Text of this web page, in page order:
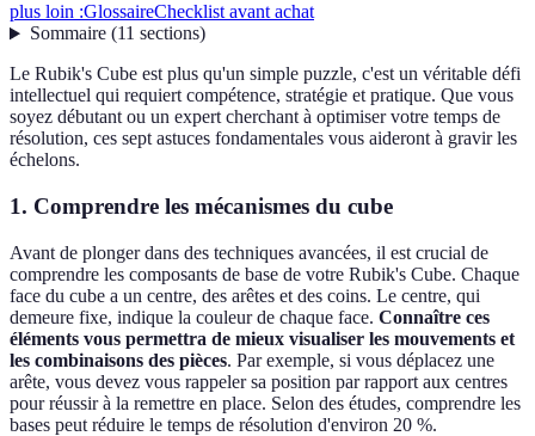
plus loin :GlossaireChecklist avant achat
Sommaire(11 sections)
Le Rubik's Cube est plus qu'un simple puzzle, c'est un véritable défi
intellectuel qui requiert compétence, stratégie et pratique. Que vous
soyez débutant ou un expert cherchant à optimiser votre temps de
résolution, ces sept astuces fondamentales vous aideront à gravir les
échelons.
1. Comprendre les mécanismes du cube
Avant de plonger dans des techniques avancées, il est crucial de
comprendre les composants de base de votre Rubik's Cube. Chaque
face du cube a un centre, des arêtes et des coins. Le centre, qui
demeure fixe, indique la couleur de chaque face. Connaître ces
éléments vous permettra de mieux visualiser les mouvements et
les combinaisons des pièces. Par exemple, si vous déplacez une
arête, vous devez vous rappeler sa position par rapport aux centres
pour réussir à la remettre en place. Selon des études, comprendre les
bases peut réduire le temps de résolution d'environ 20 %.